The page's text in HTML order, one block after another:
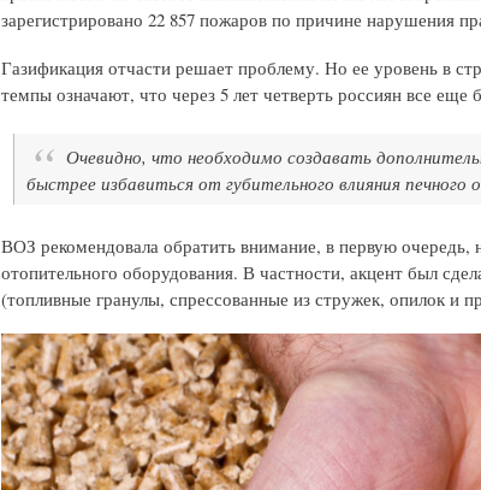
зарегистрировано 22 857 пожаров по причине нарушения
Газификация отчасти решает проблему. Но ее уровень в
темпы означают, что через 5 лет четверть россиян все еще
Очевидно, что необходимо создавать
быстрее избавиться от губительного влияния печного
ВОЗ рекомендовала обратить внимание, в первую очередь,
отопительного оборудования. В частности, акцент был
(топливные гранулы, спрессованные из стружек, опилок